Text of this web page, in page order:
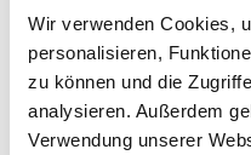
Wir verwenden Cookies,
personalisieren,
zu können und die
analysieren. Außerdem
Verwendung unserer
Eine Pinnwand für
zwischen Startups und
der t+m-Website
Für einen koordinierten
Unternehmen der Textil-